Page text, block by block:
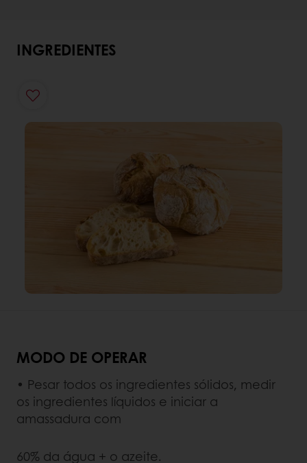
INGREDIENTES
MODO DE OPERAR
• Pesar todos os ingredientes sólidos, medir
os ingredientes líquidos e iniciar a
amassadura com
60% da água + o azeite.